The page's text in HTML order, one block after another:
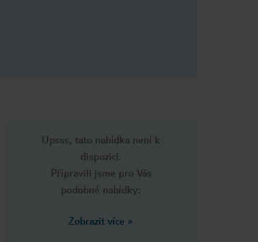
Upsss, tato nabídka není k
dispozici.
Připravili jsme pro Vás
podobné nabídky:
Zobrazit více »